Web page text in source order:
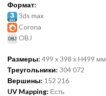
Формат:
3ds max
Corona
OBJ
Размеры: 499 x 398 x H499 мм
Треугольники: 304 072
Вершины: 152 216
UV Mapping: Есть